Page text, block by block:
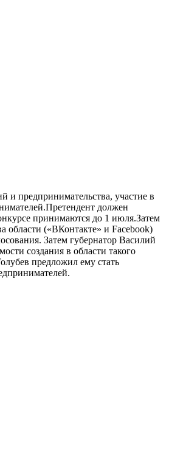
и предпринимательства, участие в
должен
принимаются до 1 июля.Затем
области («ВКонтакте» и Facebook)
Затем губернатор Василий
создания в области такого
предложил ему стать